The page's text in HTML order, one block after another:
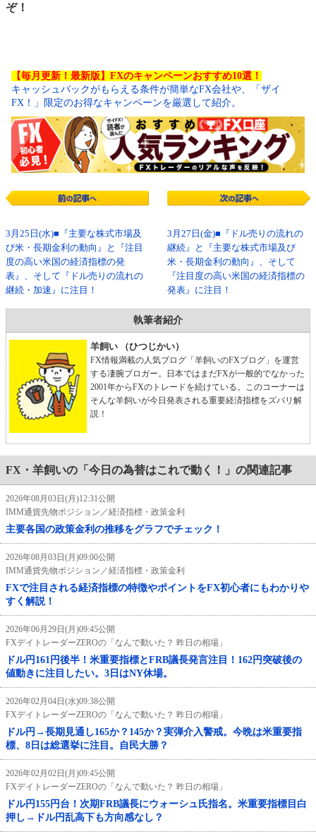
ぞ！
【毎月更新！最新版】FXのキャンペーンおすすめ10選！
キャッシュバックがもらえる条件が簡単なFX会社や、「ザイ
FX！」限定のお得なキャンペーンを厳選して紹介。
3月25日(水)■『主要な株式市場及
び米・長期金利の動向』と『注目
度の高い米国の経済指標の発
表』、そして『ドル売りの流れの
継続・加速』に注目！
3月27日(金)■『ドル売りの流れの
継続』と『主要な株式市場及び
米・長期金利の動向』、そして
『注目度の高い米国の経済指標の
発表』に注目！
執筆者紹介
羊飼い （ひつじかい）
FX情報満載の人気ブログ「羊飼いのFXブログ」を運営
する凄腕ブロガー。日本ではまだFXが一般的でなかった
2001年からFXのトレードを続けている。このコーナーは
そんな羊飼いが今日発表される重要経済指標をズバリ解
説！
FX・羊飼いの「今日の為替はこれで動く！」の関連記事
2026年08月03日(月)12:31公開
IMM通貨先物ポジション／経済指標・政策金利
主要各国の政策金利の推移をグラフでチェック！
2026年08月03日(月)09:00公開
IMM通貨先物ポジション／経済指標・政策金利
FXで注目される経済指標の特徴やポイントをFX初心者にもわかりや
すく解説！
2026年06月29日(月)09:45公開
FXデイトレーダーZEROの「なんで動いた？ 昨日の相場」
ドル円161円後半！米重要指標とFRB議長発言注目！162円突破後の
値動きに注目したい。3日はNY休場。
2026年02月04日(水)09:38公開
FXデイトレーダーZEROの「なんで動いた？ 昨日の相場」
ドル円→長期見通し165か？145か？実弾介入警戒。今晩は米重要指
標、8日は総選挙に注目。自民大勝？
2026年02月02日(月)09:45公開
FXデイトレーダーZEROの「なんで動いた？ 昨日の相場」
ドル円155円台！次期FRB議長にウォーシュ氏指名。米重要指標目白
押し→ドル円乱高下も方向感なし？